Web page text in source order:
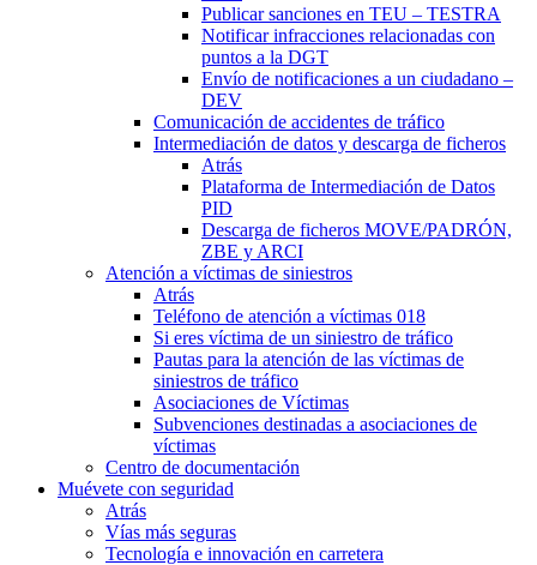
Publicar sanciones en TEU – TESTRA
Notificar infracciones relacionadas con
puntos a la DGT
Envío de notificaciones a un ciudadano –
DEV
Comunicación de accidentes de tráfico
Intermediación de datos y descarga de ficheros
Atrás
Plataforma de Intermediación de Datos
PID
Descarga de ficheros MOVE/PADRÓN,
ZBE y ARCI
Atención a víctimas de siniestros
Atrás
Teléfono de atención a víctimas 018
Si eres víctima de un siniestro de tráfico
Pautas para la atención de las víctimas de
siniestros de tráfico
Asociaciones de Víctimas
Subvenciones destinadas a asociaciones de
víctimas
Centro de documentación
Muévete con seguridad
Atrás
Vías más seguras
Tecnología e innovación en carretera